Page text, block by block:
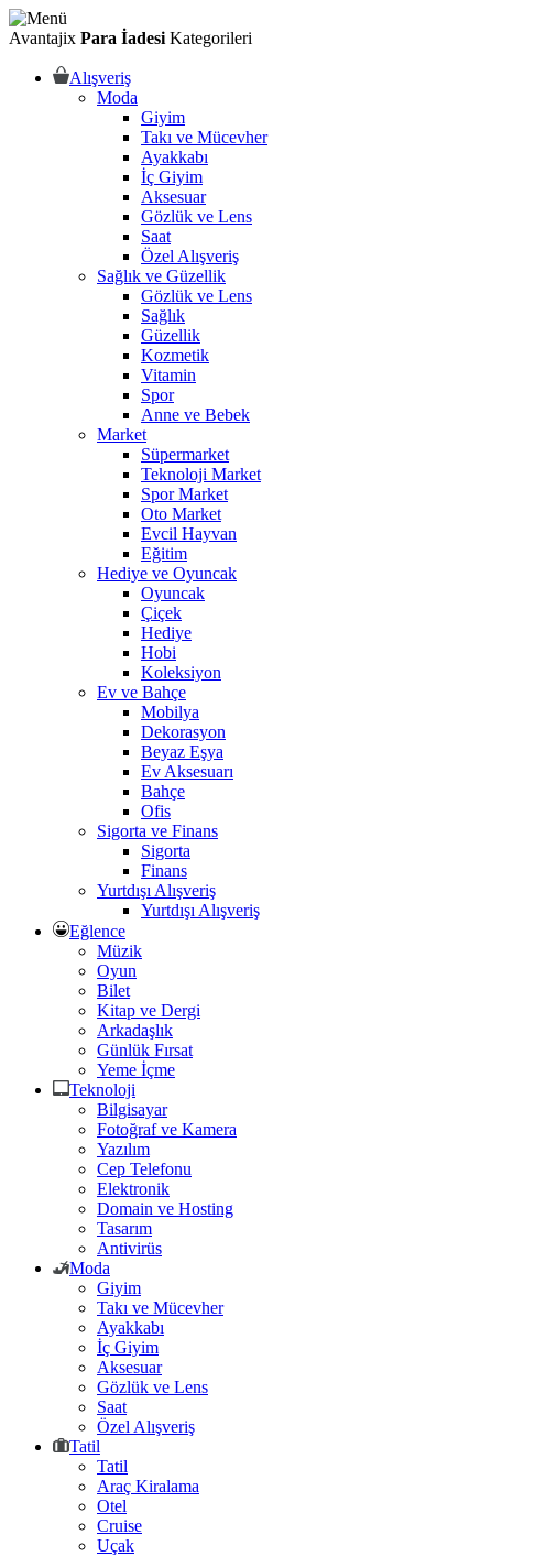
Avantajix Para İadesi Kategorileri
Alışveriş
Moda
Giyim
Takı ve Mücevher
Ayakkabı
İç Giyim
Aksesuar
Gözlük ve Lens
Saat
Özel Alışveriş
Sağlık ve Güzellik
Gözlük ve Lens
Sağlık
Güzellik
Kozmetik
Vitamin
Spor
Anne ve Bebek
Market
Süpermarket
Teknoloji Market
Spor Market
Oto Market
Evcil Hayvan
Eğitim
Hediye ve Oyuncak
Oyuncak
Çiçek
Hediye
Hobi
Koleksiyon
Ev ve Bahçe
Mobilya
Dekorasyon
Beyaz Eşya
Ev Aksesuarı
Bahçe
Ofis
Sigorta ve Finans
Sigorta
Finans
Yurtdışı Alışveriş
Yurtdışı Alışveriş
Eğlence
Müzik
Oyun
Bilet
Kitap ve Dergi
Arkadaşlık
Günlük Fırsat
Yeme İçme
Teknoloji
Bilgisayar
Fotoğraf ve Kamera
Yazılım
Cep Telefonu
Elektronik
Domain ve Hosting
Tasarım
Antivirüs
Moda
Giyim
Takı ve Mücevher
Ayakkabı
İç Giyim
Aksesuar
Gözlük ve Lens
Saat
Özel Alışveriş
Tatil
Tatil
Araç Kiralama
Otel
Cruise
Uçak